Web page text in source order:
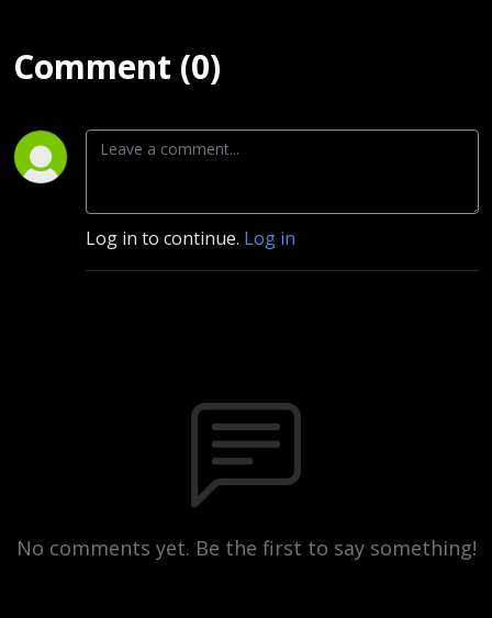
Comment (0)
Log in to continue. Log in
No comments yet. Be the first to say something!